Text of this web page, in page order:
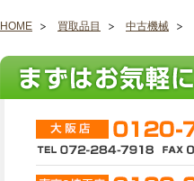
HOME 買取品目 中古機械